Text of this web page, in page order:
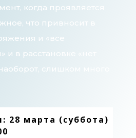
когда проявляется
что привносит в
и «все
и в расстановке «нет
слишком много
28 марта (суббота)